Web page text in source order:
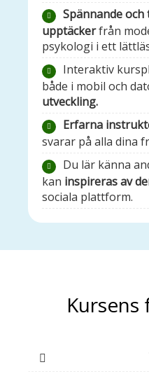
Spännande och
upptäckerfrån
psykologi i ett
Interaktiv
både i mobil och
utveckling.
Erfarna
svarar på alla dina
Du lär känna
kan inspireras av
sociala plattform.